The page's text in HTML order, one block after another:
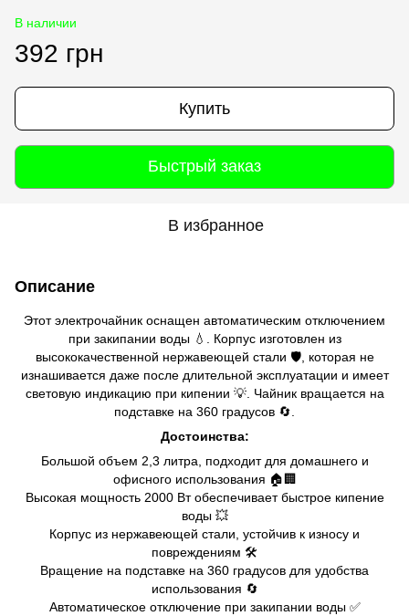
В наличии
392 грн
Купить
Быстрый заказ
В избранное
Описание
Этот электрочайник оснащен автоматическим отключением
при закипании воды 💧. Корпус изготовлен из
высококачественной нержавеющей стали 🛡️, которая не
изнашивается даже после длительной эксплуатации и имеет
световую индикацию при кипении 💡. Чайник вращается на
подставке на 360 градусов 🔄.
Достоинства:
Большой объем 2,3 литра, подходит для домашнего и
офисного использования 🏠🏢
Высокая мощность 2000 Вт обеспечивает быстрое кипение
воды 💥
Корпус из нержавеющей стали, устойчив к износу и
повреждениям 🛠️
Вращение на подставке на 360 градусов для удобства
использования 🔄
Автоматическое отключение при закипании воды ✅